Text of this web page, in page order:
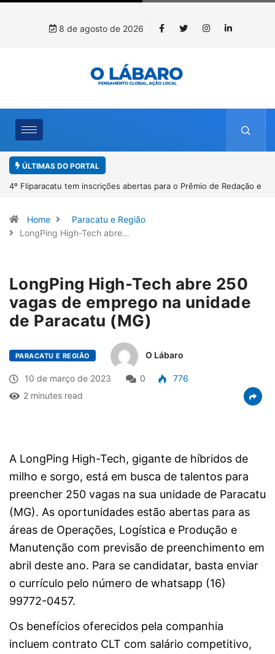
8 de agosto de 2026
ÚLTIMAS DO PORTAL
Redação e Paracatu caminha pelos 20 anos da Lei Maria da Penha
Home
Paracatu e Região
LongPing High-Tech abre…
LongPing High-Tech abre 250
vagas de emprego na unidade
de Paracatu (MG)
PARACATU E REGIÃO O Lábaro
10 de março de 2023 0
776
2 minutes read
A LongPing High-Tech, gigante de híbridos de
milho e sorgo, está em busca de talentos para
preencher 250 vagas na sua unidade de Paracatu
(MG). As oportunidades estão abertas para as
áreas de Operações, Logística e Produção e
Manutenção com previsão de preenchimento em
abril deste ano. Para se candidatar, basta enviar
o currículo pelo número de whatsapp (16)
99772-0457.
Os benefícios oferecidos pela companhia
incluem contrato CLT com salário competitivo,